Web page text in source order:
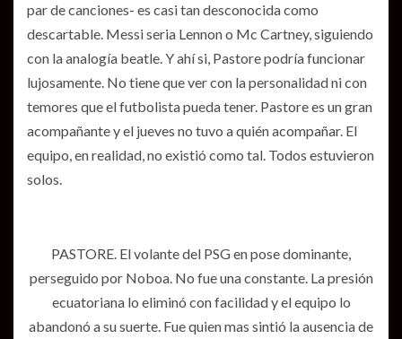
par de canciones- es casi tan desconocida como
descartable. Messi seria Lennon o Mc Cartney, siguiendo
con la analogía beatle. Y ahí si, Pastore podría funcionar
lujosamente. No tiene que ver con la personalidad ni con
temores que el futbolista pueda tener. Pastore es un gran
acompañante y el jueves no tuvo a quién acompañar. El
equipo, en realidad, no existió como tal. Todos estuvieron
solos.
PASTORE. El volante del PSG en pose dominante,
perseguido por Noboa. No fue una constante. La presión
ecuatoriana lo eliminó con facilidad y el equipo lo
abandonó a su suerte. Fue quien mas sintió la ausencia de